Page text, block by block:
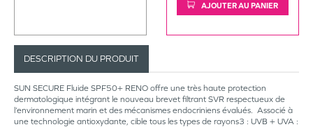
AJOUTER AU PANIER
DESCRIPTION DU PRODUIT
SUN SECURE Fluide SPF50+ RENO offre une très haute protection
dermatologique intégrant le nouveau brevet filtrant SVR respectueux de
l’environnement marin et des mécanismes endocriniens évalués. Associé à
une technologie antioxydante, cible tous les types de rayons3 : UVB + UVA :